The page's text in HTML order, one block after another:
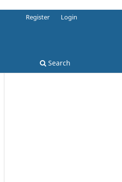
Search
Register Login